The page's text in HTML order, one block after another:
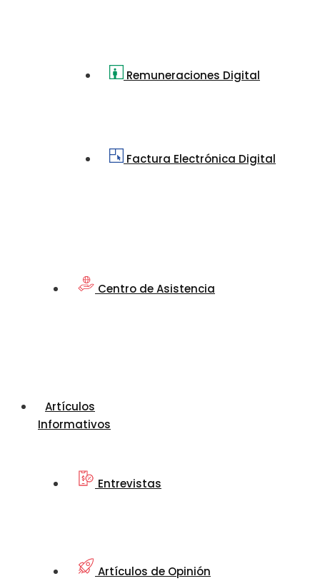
Remuneraciones Digital
Factura Electrónica Digital
Centro de Asistencia
Artículos
Informativos
Entrevistas
Artículos de Opinión